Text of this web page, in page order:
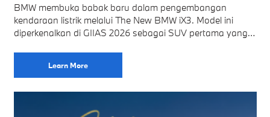
BMW membuka babak baru dalam pengembangan
kendaraan listrik melalui The New BMW iX3. Model ini
diperkenalkan di GIIAS 2026 sebagai SUV pertama yang
Learn More